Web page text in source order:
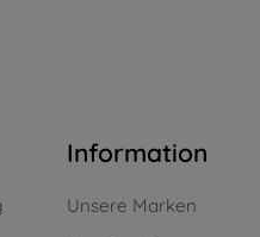
Information
Unsere Marken